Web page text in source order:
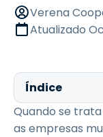
Verena
Atualizado
Índice
Quando se
as empresas